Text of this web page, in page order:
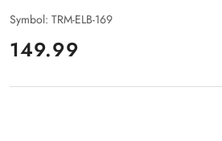
Symbol: TRM-ELB-169
cena:
149.99